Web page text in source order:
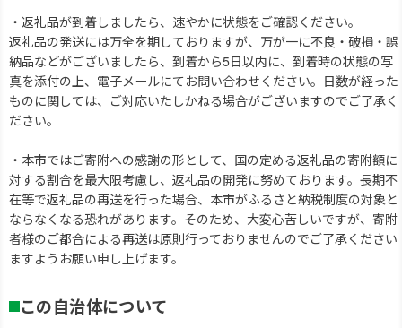
・返礼品が到着しましたら、速やかに状態をご確認ください。
返礼品の発送には万全を期しておりますが、万が一に不良・破損・誤
納品などがございましたら、到着から5日以内に、到着時の状態の写
真を添付の上、電子メールにてお問い合わせください。日数が経った
ものに関しては、ご対応いたしかねる場合がございますのでご了承く
ださい。
・本市ではご寄附への感謝の形として、国の定める返礼品の寄附額に
対する割合を最大限考慮し、返礼品の開発に努めております。長期不
在等で返礼品の再送を行った場合、本市がふるさと納税制度の対象と
ならなくなる恐れがあります。そのため、大変心苦しいですが、寄附
者様のご都合による再送は原則行っておりませんのでご了承ください
ますようお願い申し上げます。
この自治体について